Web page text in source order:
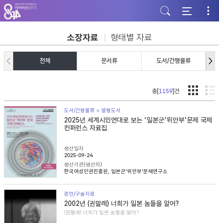
주
메
뉴
가
기
본
문
바
기
하
단
바
기
소장자료 형태별 자료
전체 문서류 도서/간행물류
총[1159]건
도서/간행물류 > 발행도서
2025년 세계시민연대로 보는 '일본군'위안부'문제 국제
컨퍼런스 자료집
생산일자
2025-09-24
생산기관(생산자)
한국여성인권진흥원, 일본군'위안부'문제연구소
증언/구술자료
2002년 (권말례) 너희가 일본 놈들을 알어?
(권말례) 너희가 일본 놈들을 알어?